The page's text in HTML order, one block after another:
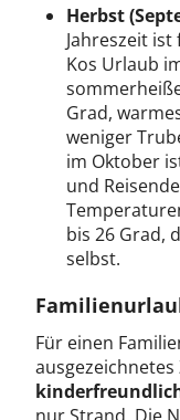
Herbst
Jahreszeit
Kos Urlaub
Grad,
weniger
im Oktober
und
bis 26 Grad,
selbst.
Für einen
ausgezeichnetes